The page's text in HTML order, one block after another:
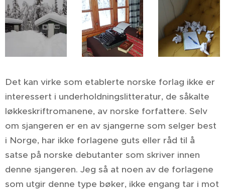
Det kan virke som etablerte norske forlag ikke er
interessert i underholdningslitteratur, de såkalte
løkkeskriftromanene, av norske forfattere. Selv
om sjangeren er en av sjangerne som selger best
i Norge, har ikke forlagene guts eller råd til å
satse på norske debutanter som skriver innen
denne sjangeren. Jeg så at noen av de forlagene
som utgir denne type bøker, ikke engang tar i mot